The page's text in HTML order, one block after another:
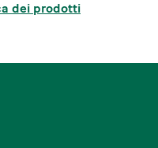
dei prodotti